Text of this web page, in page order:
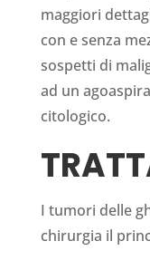
maggiori
con e senza
sospetti di
ad un
citologico.
I tumori delle
chirurgia il